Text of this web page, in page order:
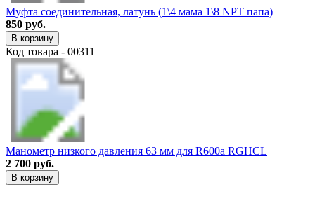
Муфта соединительная, латунь (1\4 мама 1\8 NPT папа)
850 руб.
В корзину
Код товара - 00311
Манометр низкого давления 63 мм для R600a RGHCL
2 700 руб.
В корзину